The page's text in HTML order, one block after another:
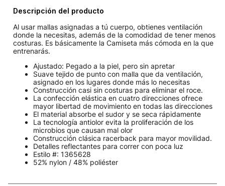
Descripción del producto
Al usar mallas asignadas a tú cuerpo, obtienes ventilación
donde la necesitas, además de la comodidad de tener menos
costuras. Es básicamente la Camiseta más cómoda en la que
entrenarás.
Ajustado: Pegado a la piel, pero sin apretar
Suave tejido de punto con malla que da ventilación,
asignado en los lugares donde más lo necesitas
Construcción casi sin costuras para eliminar el roce.
La confección elástica en cuatro direcciones ofrece
mayor libertad de movimiento en todas las direcciones
El material absorbe el sudor y se seca rápidamente
La tecnología antiolor evita la proliferación de los
microbios que causan mal olor
Construcción clásica racerback para mayor movilidad.
Detalles reflectantes para correr con poca luz
Estilo #: 1365628
52% nylon / 48% poliéster